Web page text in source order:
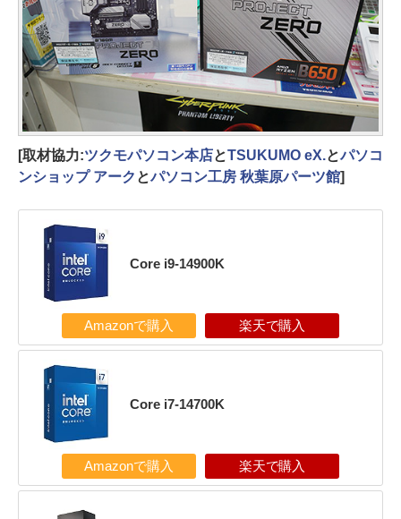
[取材協力:ツクモパソコン本店とTSUKUMO eX.とパソコ
ンショップ アーク とパソコン工房 秋葉原パーツ館]
Core i9-14900K
Amazonで購入 楽天で購入
Core i7-14700K
Amazonで購入 楽天で購入